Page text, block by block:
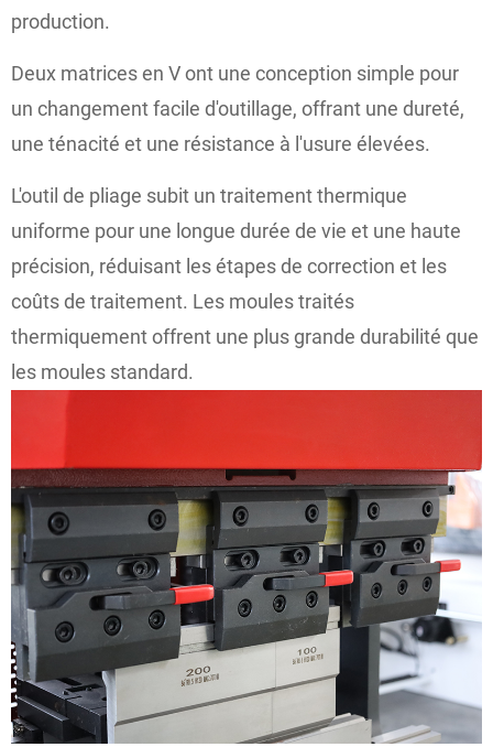
production.
Deux matrices en V ont une conception simple pour
un changement facile d'outillage, offrant une dureté,
une ténacité et une résistance à l'usure élevées.
L'outil de pliage subit un traitement thermique
uniforme pour une longue durée de vie et une haute
précision, réduisant les étapes de correction et les
coûts de traitement. Les moules traités
thermiquement offrent une plus grande durabilité que
les moules standard.